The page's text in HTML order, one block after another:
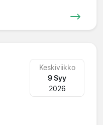
Keskiviikko
9 Syy
2026